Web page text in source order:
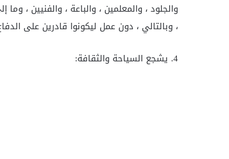
والجلود ، والمعلمين ، والباعة ، والفنيين ،
، وبالتالي ، دون عمل ليكونوا قادرين على
4. يشجع السياحة والثقافة: